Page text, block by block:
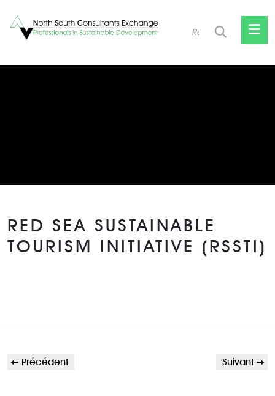
content
RED SEA SUSTAINABLE
TOURISM INITIATIVE (RSSTI)
POST
Article
Précédent
Article
Suivant